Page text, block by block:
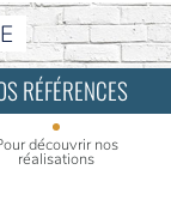
RÉFÉRENCES
découvrir nos
réalisations